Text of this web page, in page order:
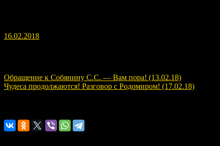
16.02.2018
Обращение к Собянину С.С. — Вам пора! (13.02.18)
Чудеса продолжаются! Разговор с Родомиром! (17.02.18)